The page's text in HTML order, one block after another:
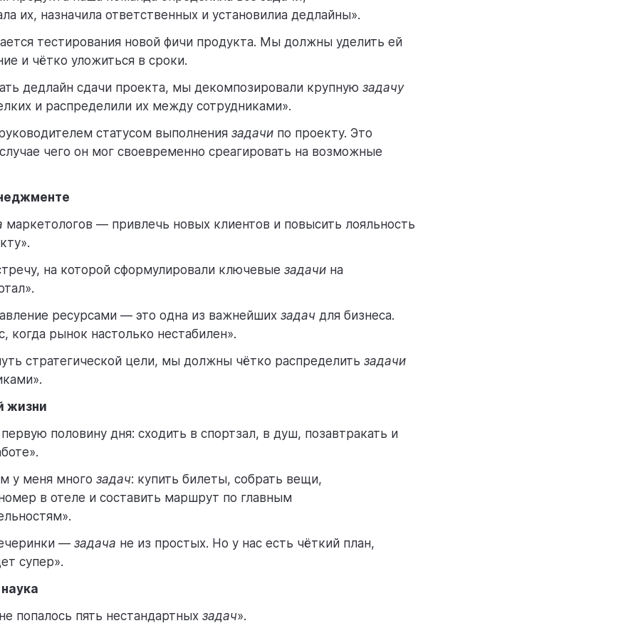
их, назначила ответственных и установилиа дедлайны».
тестирования новой фичи продукта. Мы должны уделить ей
и чётко уложиться в сроки.
дедлайн сдачи проекта, мы декомпозировали крупную задачу
и распределили их между сотрудниками».
статусом выполнения задачи по проекту. Это
чего он мог своевременно среагировать на возможные
маркетологов — привлечь новых клиентов и повысить лояльность
на которой сформулировали ключевые задачи на
ресурсами — это одна из важнейших задач для бизнеса.
когда рынок настолько нестабилен».
стратегической цели, мы должны чётко распределить задачи
жизни
половину дня: сходить в спортзал, в душ, позавтракать и
у меня много задач: купить билеты, собрать вещи,
в отеле и составить маршрут по главным
— задача не из простых. Но у нас есть чёткий план,
супер».
попалось пять нестандартных задач».